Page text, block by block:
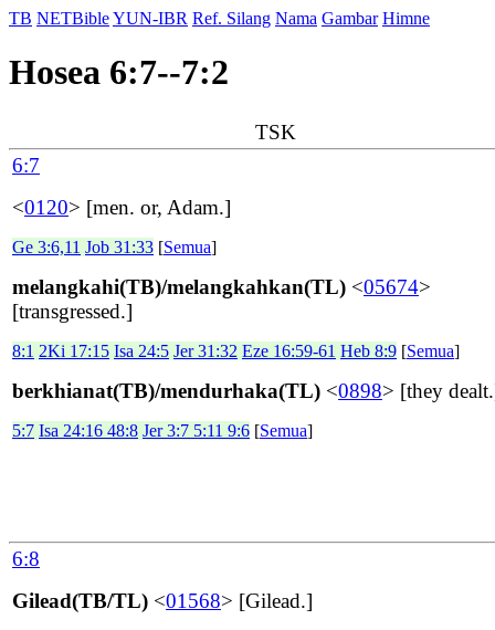
TB NETBibleYUN-IBR Ref. Silang Nama Gambar Himne
Hosea 6:7--7:2
TSK
6:7
<0120> [men. or, Adam.]
Ge 3:6,11 Job 31:33 [Semua]
melangkahi(TB)/melangkahkan(TL) <05674>
[transgressed.]
8:1 2Ki 17:15 Isa 24:5 Jer 31:32 Eze 16:59-61 Heb 8:9 [Semua]
berkhianat(TB)/mendurhaka(TL) <0898> [they
5:7 Isa 24:16 48:8 Jer 3:7 5:11 9:6 [Semua]
6:8
Gilead(TB/TL) <01568> [Gilead.]